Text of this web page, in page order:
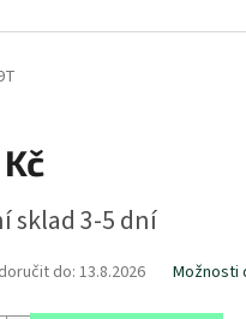
sklad 3-5 dní
do: 13.8.2026 Možnosti